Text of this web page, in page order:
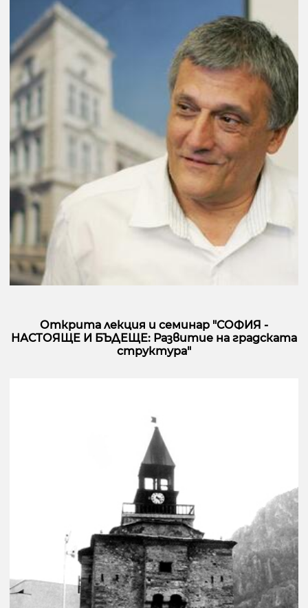
Открита лекция и семинар "СОФИЯ -
НАСТОЯЩЕ И БЪДЕЩЕ: Развитие на градската
структура"